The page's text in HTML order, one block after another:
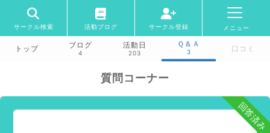
サークル検索 活動ブログ サークル登録 メニュー
トップ ブログ
4
活動日
203
Ｑ＆Ａ
3 口コミ
質問コーナー
回答済み